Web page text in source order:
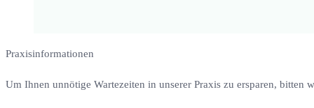
Praxisinformationen
Um Ihnen unnötige Wartezeiten in unserer Praxis zu ersparen,